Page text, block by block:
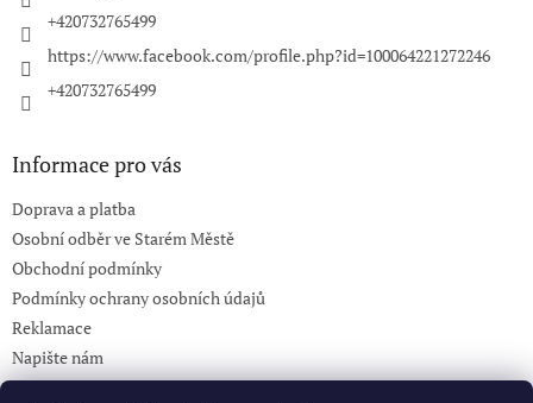
+420732765499
https://www.facebook.com/profile.php?id=100064221272246
+420732765499
Informace pro vás
Doprava a platba
Osobní odběr ve Starém Městě
Obchodní podmínky
Podmínky ochrany osobních údajů
Reklamace
Napište nám
KONTAKT 732765499